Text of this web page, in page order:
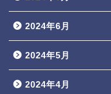
2024年6月
2024年5月
2024年4月